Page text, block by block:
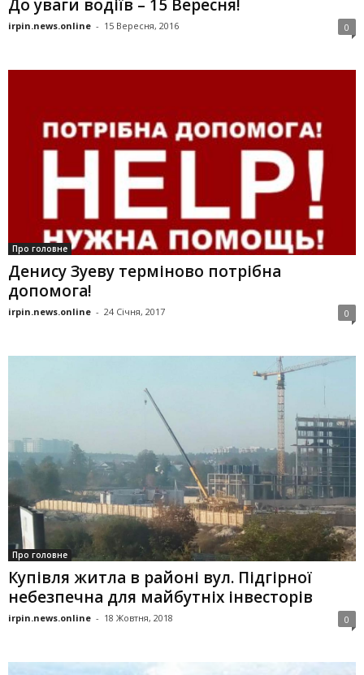
До уваги водіїв – 15 Вересня!
irpin.news.online - 15 Вересня, 2016 0
Про головне
Денису Зуеву терміново потрібна
допомога!
irpin.news.online - 24 Січня, 2017 0
Про головне
Купівля житла в районі вул. Підгірної
небезпечна для майбутніх інвесторів
irpin.news.online - 18 Жовтня, 2018 0